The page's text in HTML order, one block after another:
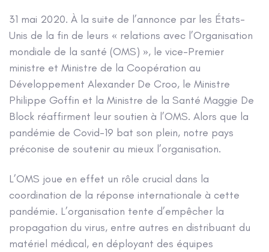
31 mai 2020. À la suite de l’annonce par les États-
Unis de la fin de leurs « relations avec l’Organisation
mondiale de la santé (OMS) », le vice-Premier
ministre et Ministre de la Coopération au
Développement Alexander De Croo, le Ministre
Philippe Goffin et la Ministre de la Santé Maggie De
Block réaffirment leur soutien à l’OMS. Alors que la
pandémie de Covid-19 bat son plein, notre pays
préconise de soutenir au mieux l’organisation.
L’OMS joue en effet un rôle crucial dans la
coordination de la réponse internationale à cette
pandémie. L’organisation tente d’empêcher la
propagation du virus, entre autres en distribuant du
matériel médical, en déployant des équipes